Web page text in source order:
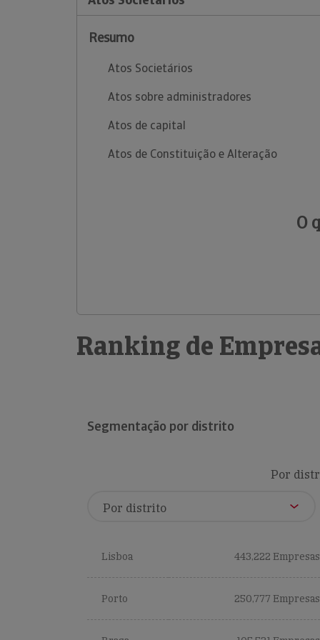
Resumo
Atos Societários
Atos sobre administradores
Atos de capital
Atos de Constituição e Alteração
O
Ranking de
Segmentação por distrito
Por
Lisboa 443,222 Empresas
Porto 250,777 Empresas